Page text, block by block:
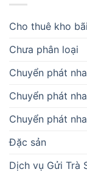
Cho thuê kho bãi
Chưa phân loại
Chuyển phát
Chuyển phát
Chuyển phát
Đặc sản
Dịch vụ Gửi Trà